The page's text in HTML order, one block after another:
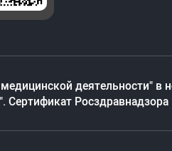
деятельности"
Сертификат